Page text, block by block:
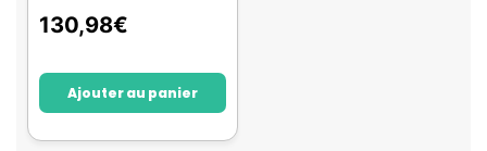
130,98€
Ajouter au panier